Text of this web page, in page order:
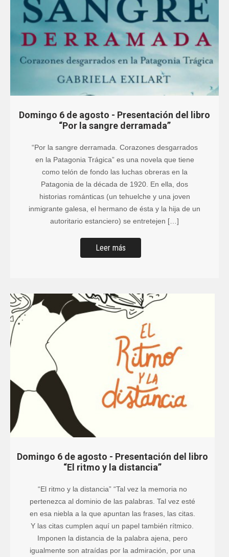
“Por la sangre derramada”
en la Patagonia Trágica” es una novela que tiene
como telón de fondo las luchas obreras en la
Patagonia de la década de 1920. En ella, dos
historias románticas (un tehuelche y una joven
inmigrante galesa, el hermano de ésta y la hija de un
autoritario estanciero) se entretejen […]
Leer más
“El ritmo y la distancia”
pertenezca al dominio de las palabras. Tal vez esté
en esa niebla a la que apuntan las frases, las citas.
Y las citas cumplen aquí un papel también rítmico.
Imponen la distancia de la palabra ajena, pero
igualmente son atraídas por la admiración, por una
[…]